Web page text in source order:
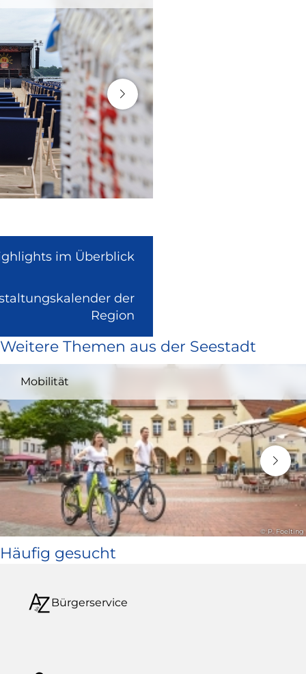
im Überblick
der
Region
extern
und
in
neuem
Fenster)
Weitere Themen aus der Seestadt
Mobilität
© P. Foelting
Häufig gesucht
Bürgerservice